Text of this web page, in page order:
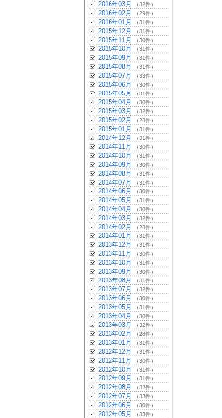
2016年03月 （32件）
2016年02月 （29件）
2016年01月 （31件）
2015年12月 （31件）
2015年11月 （30件）
2015年10月 （31件）
2015年09月 （31件）
2015年08月 （31件）
2015年07月 （33件）
2015年06月 （30件）
2015年05月 （31件）
2015年04月 （30件）
2015年03月 （32件）
2015年02月 （28件）
2015年01月 （31件）
2014年12月 （31件）
2014年11月 （30件）
2014年10月 （31件）
2014年09月 （30件）
2014年08月 （31件）
2014年07月 （31件）
2014年06月 （30件）
2014年05月 （31件）
2014年04月 （30件）
2014年03月 （32件）
2014年02月 （28件）
2014年01月 （31件）
2013年12月 （31件）
2013年11月 （30件）
2013年10月 （31件）
2013年09月 （30件）
2013年08月 （31件）
2013年07月 （32件）
2013年06月 （30件）
2013年05月 （31件）
2013年04月 （30件）
2013年03月 （32件）
2013年02月 （28件）
2013年01月 （31件）
2012年12月 （31件）
2012年11月 （30件）
2012年10月 （31件）
2012年09月 （31件）
2012年08月 （32件）
2012年07月 （33件）
2012年06月 （30件）
2012年05月 （33件）